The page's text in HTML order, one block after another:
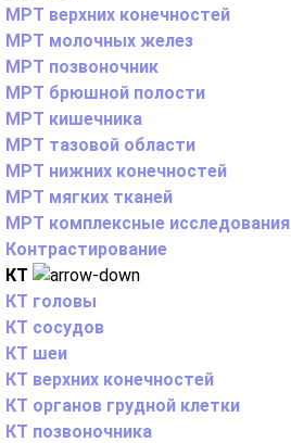
МРТ верхних конечностей
МРТ молочных желез
МРТ позвоночник
МРТ брюшной полости
МРТ кишечника
МРТ тазовой области
МРТ нижних конечностей
МРТ мягких тканей
МРТ комплексные исследования
Контрастирование
КТ
КТ головы
КТ сосудов
КТ шеи
КТ верхних конечностей
КТ органов грудной клетки
КТ позвоночника